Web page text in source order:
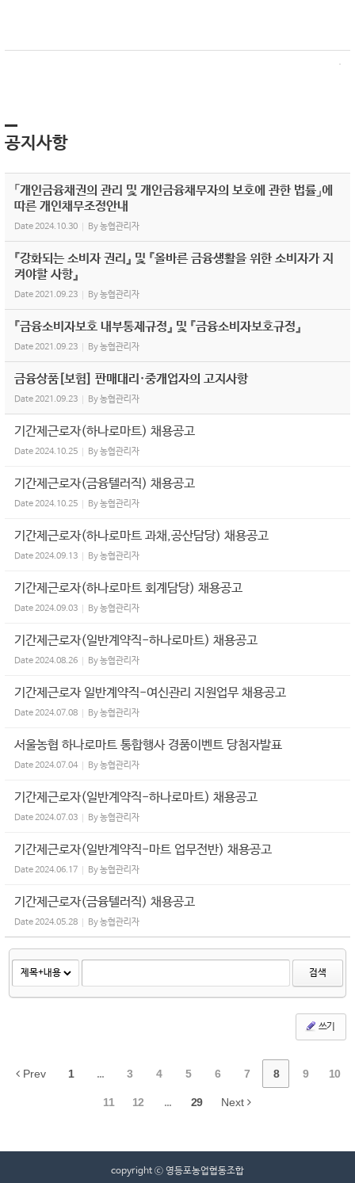
공지사항
「개인금융채권의 관리 및 개인금융채무자의 보호에 관한 법률」에
따른 개인채무조정안내
Date2024.10.30 By농협관리자
『강화되는 소비자 권리』 및 『올바른 금융생활을 위한 소비자가 지
켜야할 사항』
Date2021.09.23 By농협관리자
『금융소비자보호 내부통제규정』 및 『금융소비자보호규정』
Date2021.09.23 By농협관리자
금융상품[보험] 판매대리·중개업자의 고지사항
Date2021.09.23 By농협관리자
기간제근로자(하나로마트) 채용공고
Date2024.10.25 By농협관리자
기간제근로자(금융텔러직) 채용공고
Date2024.10.25 By농협관리자
기간제근로자(하나로마트 과채,공산담당) 채용공고
Date2024.09.13 By농협관리자
기간제근로자(하나로마트 회계담당) 채용공고
Date2024.09.03 By농협관리자
기간제근로자(일반계약직-하나로마트) 채용공고
Date2024.08.26 By농협관리자
기간제근로자 일반계약직-여신관리 지원업무 채용공고
Date2024.07.08 By농협관리자
서울농협 하나로마트 통합행사 경품이벤트 당첨자발표
Date2024.07.04 By농협관리자
기간제근로자(일반계약직-하나로마트) 채용공고
Date2024.07.03 By농협관리자
기간제근로자(일반계약직-마트 업무전반) 채용공고
Date2024.06.17 By농협관리자
기간제근로자(금융텔러직) 채용공고
Date2024.05.28 By농협관리자
검색
쓰기
Prev 1 ... 3 4 5 6 7 8 9 10
11 12 ... 29 Next
copyright ⓒ 영등포농업협동조합